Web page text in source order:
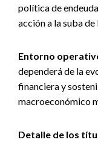
política de
acción a la suba
Entorno
dependerá de la
financiera y
macroeconómico
Detalle de los